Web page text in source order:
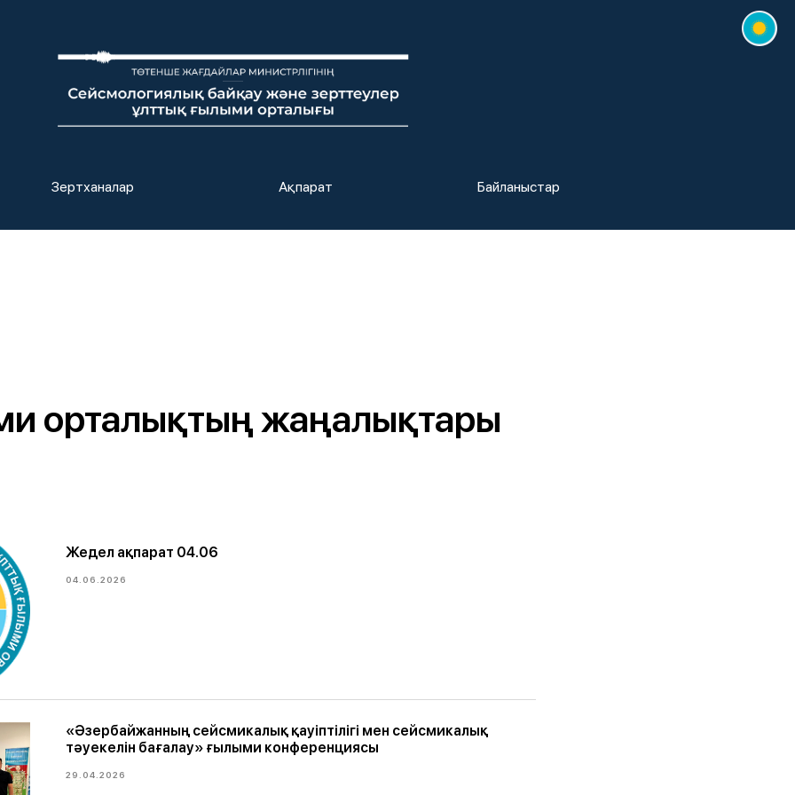
Зертханалар Ақпарат Байланыстар
орталықтың жаңалықтары
Жедел ақпарат 04.06
04.06.2026
«Әзербайжанның сейсмикалық қауіптілігі мен сейсмикалық
тәуекелін бағалау» ғылыми конференциясы
29.04.2026